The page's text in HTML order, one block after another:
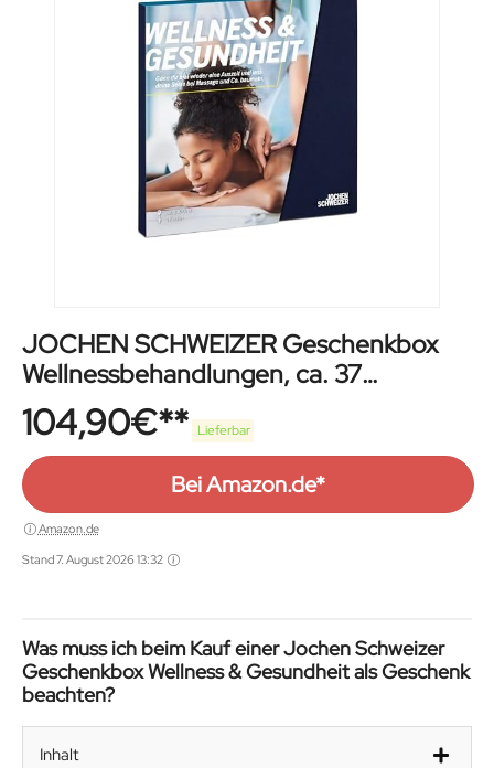
JOCHEN SCHWEIZER Geschenkbox
Wellnessbehandlungen, ca. 37
Erlebnisse an 330 Standorten, Erlebnis-
Gutschein für 1 Person
104,90€ Lieferbar
Bei Amazon.de*
Amazon.de
Stand 7. August 2026 13:32
Was muss ich beim Kauf einer Jochen Schweizer
Geschenkbox Wellness & Gesundheit als Geschenk
beachten?
Inhalt